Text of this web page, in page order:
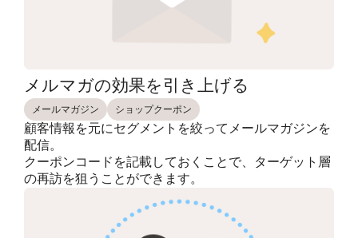
メルマガの効果を引き上げる
メールマガジン ショップクーポン
顧客情報を元にセグメントを絞ってメールマガジンを
配信。
クーポンコードを記載しておくことで、ターゲット層
の再訪を狙うことができます。